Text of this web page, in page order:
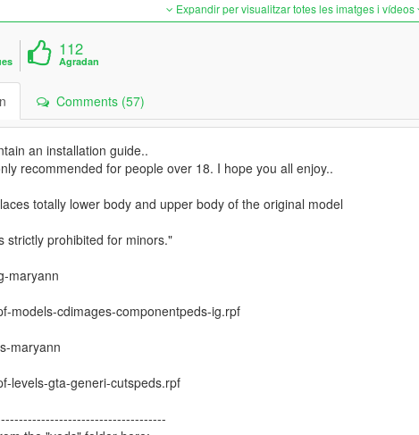
Expandir per visualitzar totes les imatges i vídeos
112
Agradan
Comments (57)
an installation guide..
recommended for people over 18. I hope you all enjoy..
totally lower body and upper body of the original model
strictly prohibited for minors."
maryann
models-cdimages-componentpeds-ig.rpf
maryann
levels-gta-generi-cutspeds.rpf